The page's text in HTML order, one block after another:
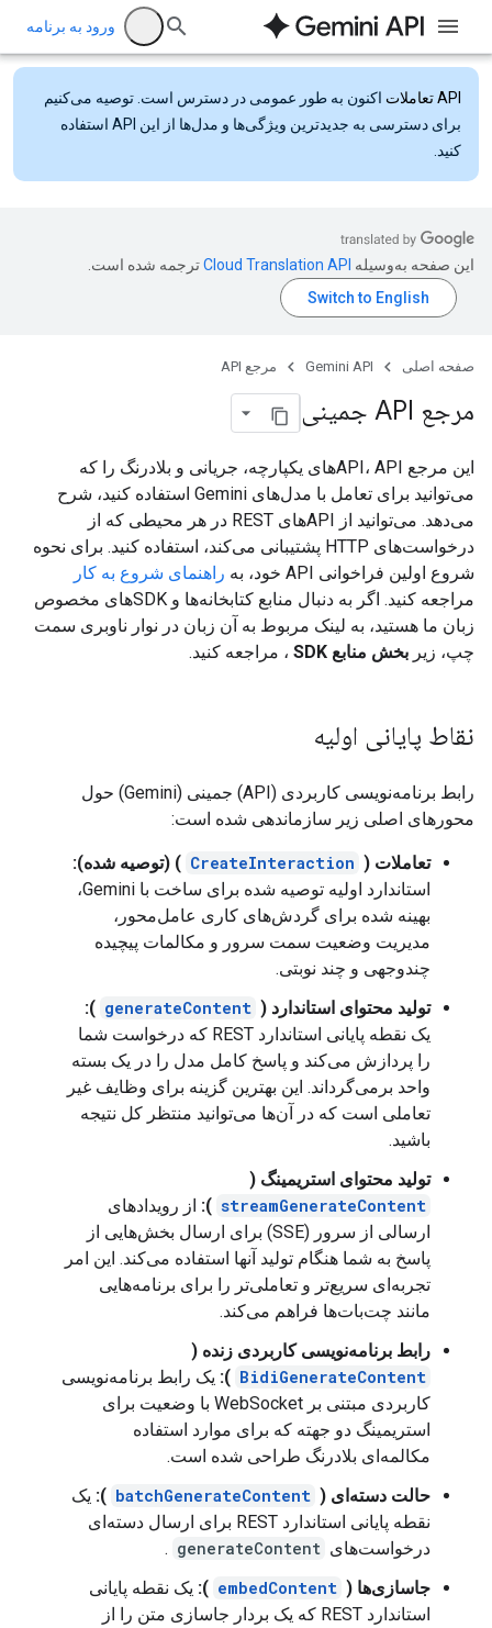
ورود به برنامه
API تعاملات
اکنون به طور عمومی در دسترس است. توصیه می‌کنیم
برای دسترسی به جدیدترین ویژگی‌ها و مدل‌ها از این API استفاده
کنید.
این صفحه به‌وسیله ترجمه شده است.
صفحه اصلی Gemini API مرجع API
مرجع API جمینی
این مرجع API، APIهای یکپارچه، جریانی و بلادرنگ را که
می‌توانید برای تعامل با مدل‌های Gemini استفاده کنید، شرح
می‌دهد. می‌توانید از APIهای REST در هر محیطی که از
درخواست‌های HTTP پشتیبانی می‌کند، استفاده کنید. برای نحوه
شروع اولین فراخوانی API خود، به
راهنمای شروع به کار
مراجعه کنید. اگر به دنبال منابع کتابخانه‌ها و SDKهای مخصوص
زبان ما هستید، به لینک مربوط به آن زبان در نوار ناوبری سمت
چپ، زیر بخش منابع SDK ، مراجعه کنید.
نقاط پایانی اولیه
رابط برنامه‌نویسی کاربردی (API) جمینی (Gemini) حول
محورهای اصلی زیر سازماندهی شده است:
تعاملات ( CreateInteraction ) (توصیه شده):
استاندارد اولیه توصیه شده برای ساخت با Gemini،
بهینه شده برای گردش‌های کاری عامل‌محور،
مدیریت وضعیت سمت سرور و مکالمات پیچیده
چندوجهی و چند نوبتی.
تولید محتوای استاندارد ( generateContent
):
یک نقطه پایانی استاندارد REST که درخواست شما
را پردازش می‌کند و پاسخ کامل مدل را در یک بسته
واحد برمی‌گرداند. این بهترین گزینه برای وظایف غیر
تعاملی است که در آن‌ها می‌توانید منتظر کل نتیجه
باشید.
تولید محتوای استریمینگ (
streamGenerateContent
): از رویدادهای
ارسالی از سرور (SSE) برای ارسال بخش‌هایی از
پاسخ به شما هنگام تولید آنها استفاده می‌کند. این امر
تجربه‌ای سریع‌تر و تعاملی‌تر را برای برنامه‌هایی
مانند چت‌بات‌ها فراهم می‌کند.
رابط برنامه‌نویسی کاربردی زنده (
BidiGenerateContent
): یک رابط برنامه‌نویسی
کاربردی مبتنی بر WebSocket با وضعیت برای
استریمینگ دو جهته که برای موارد استفاده
مکالمه‌ای بلادرنگ طراحی شده است.
حالت دسته‌ای ( batchGenerateContent
): یک
نقطه پایانی استاندارد REST برای ارسال دسته‌ای
درخواست‌های generateContent
.
جاسازی‌ها ( embedContent
): یک نقطه پایانی
استاندارد REST که یک بردار جاسازی متن را از